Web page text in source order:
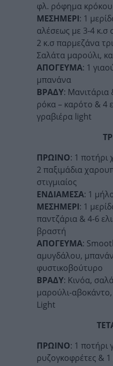
φλ. ρόφημα
ΜΕΣΗΜΕΡΙ: 1
αλέσεως με 3-4 κ.σ
2 κ.σ παρμεζάνα
Σαλάτα μαρούλι,
ΑΠΟΓΕΥΜΑ: 1
μπανάνα
ΒΡΑΔΥ: Μανιτάρια
ρόκα – καρότο & 4
γραβιέρα light
ΠΡΩΙΝΟ: 1 ποτήρι
2 παξιμάδια
στιγμιαίος
ΕΝΔΙΑΜΕΣΑ: 1
ΜΕΣΗΜΕΡΙ: 1
παντζάρια & 4-6
βραστή
ΑΠΟΓΕΥΜΑ:
αμυγδάλου,
φυστικοβούτυρο
ΒΡΑΔΥ: Κινόα,
μαρούλι-
Light
ΠΡΩΙΝΟ: 1 ποτήρι
ρυζογκοφρέτες & 1